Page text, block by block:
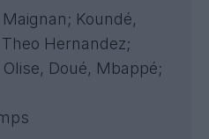
Maignan; Koundé,
Hernandez;
Doué, Mbappé;